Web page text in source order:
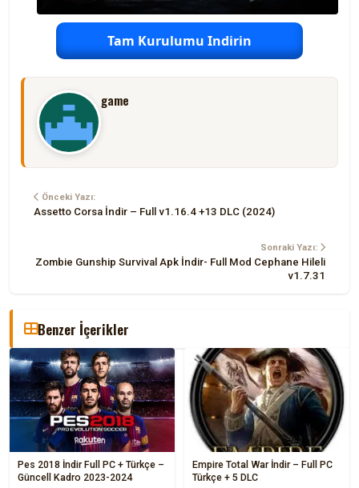
Tam Kurulumu Indirin
game
Önceki Yazı:
Assetto Corsa İndir – Full v1.16.4 +13 DLC (2024)
Sonraki Yazı:
Zombie Gunship Survival Apk İndir- Full Mod Cephane Hileli
v1.7.31
Benzer İçerikler
Pes 2018 İndir Full PC + Türkçe –
Güncell Kadro 2023-2024
Empire Total War İndir – Full PC
Türkçe + 5 DLC